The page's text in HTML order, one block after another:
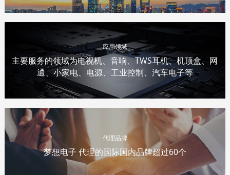
应用领域
主要服务的领域为电视机、音响、TWS耳机、机顶盒、网
通、小家电、电源、工业控制、汽车电子等
代理品牌
梦想电子 代理的国际国内品牌超过60个